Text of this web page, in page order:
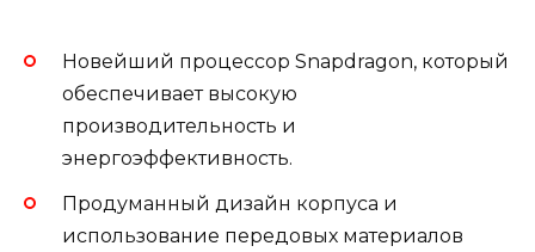
Новейший процессор Snapdragon, который
обеспечивает высокую
производительность и
энергоэффективность.
Продуманный дизайн корпуса и
использование передовых материалов